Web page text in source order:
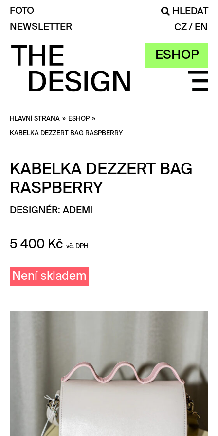
ESHOP
FOTO
HLEDAT
NEWSLETTER
CZ EN
HLAVNÍ STRANA » ESHOP »
KABELKA DEZZERT BAG RASPBERRY
KABELKA DEZZERT BAG
RASPBERRY
DESIGNÉR: ADEMI
5 400 Kč vč. DPH
Není skladem